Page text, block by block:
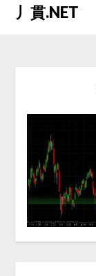
Skip丿貫.NET